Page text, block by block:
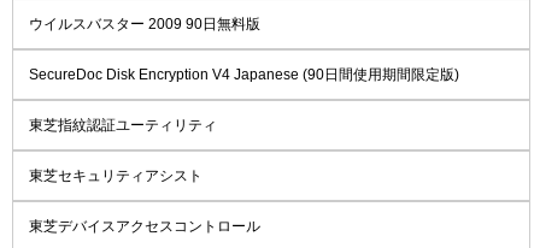
ウイルスバスター 2009 90日無料版
SecureDoc Disk Encryption V4 Japanese (90日間使用期間限定版)
東芝指紋認証ユーティリティ
東芝セキュリティアシスト
東芝デバイスアクセスコントロール